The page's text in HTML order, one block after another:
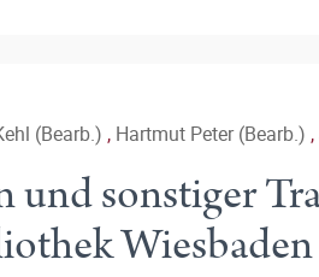
(Bearb.) , Hartmut Peter (Bearb.) ,
sonstiger
Wiesbaden